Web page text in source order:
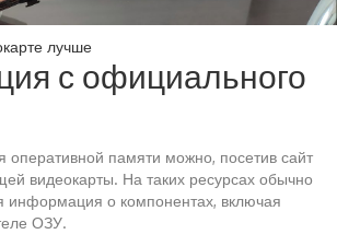
лучше
с официального
оперативной памяти можно, посетив сайт
видеокарты. На таких ресурсах обычно
информация о компонентах, включая
ОЗУ.